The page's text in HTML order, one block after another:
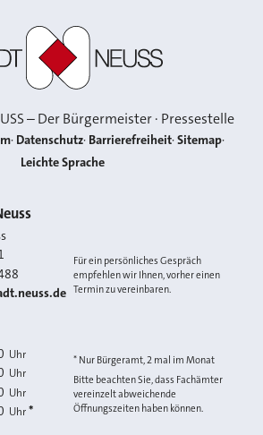
– Der Bürgermeister · Pressestelle
Datenschutz Barrierefreiheit Sitemap
Leichte Sprache
Für ein persönliches Gespräch
empfehlen wir Ihnen, vorher einen
Termin zu vereinbaren.
Uhr
Uhr
Uhr
Uhr *
* Nur Bürgeramt, 2 mal im Monat
Bitte beachten Sie, dass Fachämter
vereinzelt abweichende
Öffnungszeiten haben können.